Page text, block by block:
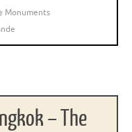
Monuments
– The